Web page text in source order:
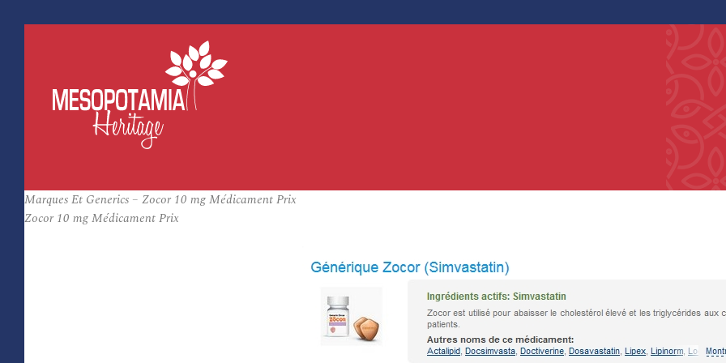
Marques Et Generics – Zocor 10 mg Médicament Prix
Zocor 10 mg Médicament Prix